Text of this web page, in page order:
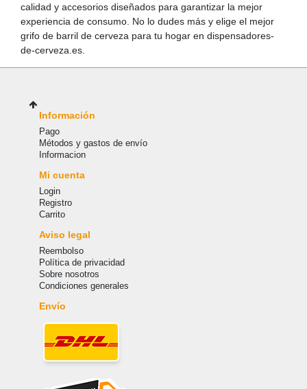
calidad y accesorios diseñados para garantizar la mejor
experiencia de consumo. No lo dudes más y elige el mejor
grifo de barril de cerveza para tu hogar en dispensadores-
de-cerveza.es.
Información
Pago
Métodos y gastos de envío
Informacion
Mi cuenta
Login
Registro
Carrito
Aviso legal
Reembolso
Política de privacidad
Sobre nosotros
Condiciones generales
Envío